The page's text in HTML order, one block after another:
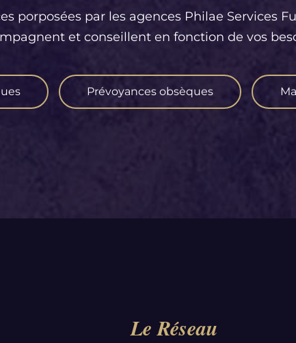
porposées par les agences Philae Services
et conseillent en fonction de vos
Prévoyances obsèques
Le Réseau